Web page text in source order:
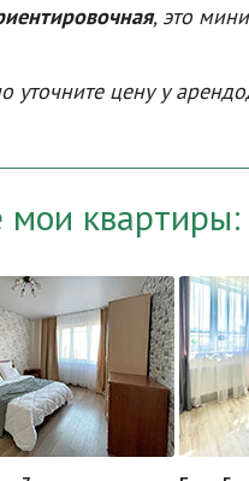
, это
уточните цену у
мои квартиры: